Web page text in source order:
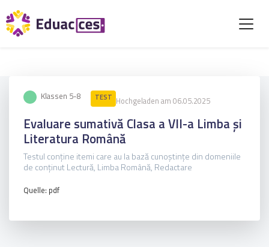
Klassen 5-8 TEST Hochgeladen am 06.05.2025
Evaluare sumativă Clasa a VII-a Limba și
Literatura Română
Testul conține itemi care au la bază cunoștințe din domeniile
de conținut Lectură, Limba Română, Redactare
Quelle: pdf